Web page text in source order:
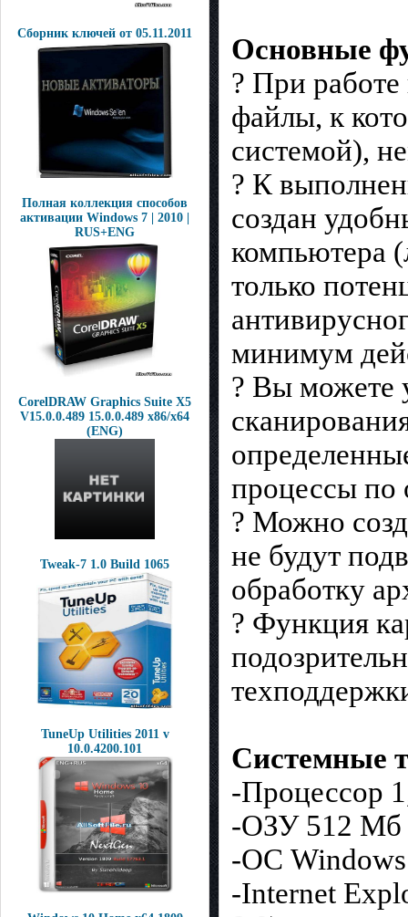
Сборник ключей от 05.11.2011
Полная коллекция способов
активации Windows 7 | 2010 |
RUS+ENG
CorelDRAW Graphics Suite X5
V15.0.0.489 15.0.0.489 x86/x64
(ENG)
Tweak-7 1.0 Build 1065
TuneUp Utilities 2011 v
10.0.4200.101
Основные
? При
файлы, к
системой),
? К
создан
компьютера
только
минимум
? Вы можете
процессы по
? Можно
не будут
обработку
? Функция
Системные
-Процессор
-ОЗУ 512 Мб
-ОС Windows
-Internet